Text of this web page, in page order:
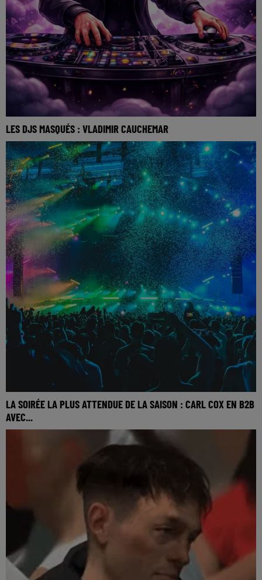
LES DJS MASQUÉS : VLADIMIR CAUCHEMAR
La music story du jour c’est celle des DJs masqués…
Dompter la mort, vaste projet face auquel l’Homm
LA SOIRÉE LA PLUS ATTENDUE DE LA SAISON : CARL COX EN B2B
AVEC...
🎧 Ecoutez Radio FG sur http://www.radiofg.com 📱 et sur
l’Application FG (IOS https://urlz.fr/hhZx